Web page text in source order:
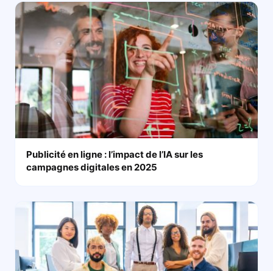
Publicité en ligne : l’impact de l’IA sur les
campagnes digitales en 2025